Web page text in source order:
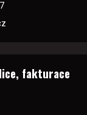
fakturace